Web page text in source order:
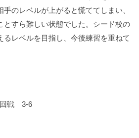
のレベルが上がると慌ててしまい、
とすら難しい状態でした。シード校の
るレベルを目指し、今後練習を重ねて
戦 3-6